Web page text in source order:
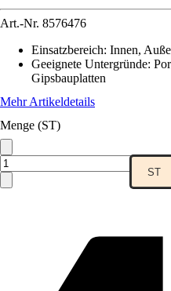
Art.-Nr. 8576476
Einsatzbereich: Innen,
Geeignete Untergründe:
Gipsbauplatten
Mehr Artikeldetails
Menge (ST)
ST